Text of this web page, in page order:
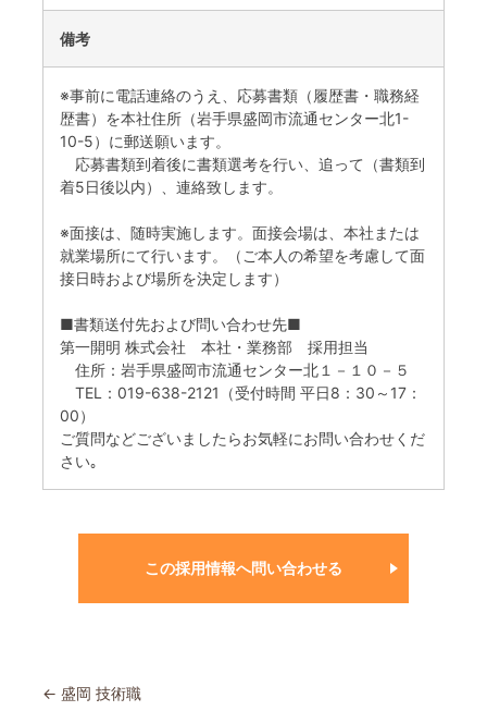
備考
※事前に電話連絡のうえ、応募書類（履歴書・職務経
歴書）を本社住所（岩手県盛岡市流通センター北1-
10-5）に郵送願います。
応募書類到着後に書類選考を行い、追って（書類到
着5日後以内）、連絡致します。
※面接は、随時実施します。面接会場は、本社または
就業場所にて行います。（ご本人の希望を考慮して面
接日時および場所を決定します）
■書類送付先および問い合わせ先■
第一開明 株式会社 本社・業務部 採用担当
住所：岩手県盛岡市流通センター北１－１０－５
TEL：019-638-2121（受付時間 平日8：30～17：
00）
ご質問などございましたらお気軽にお問い合わせくだ
さい｡
この採用情報へ問い合わせる
投
← 盛岡 技術職